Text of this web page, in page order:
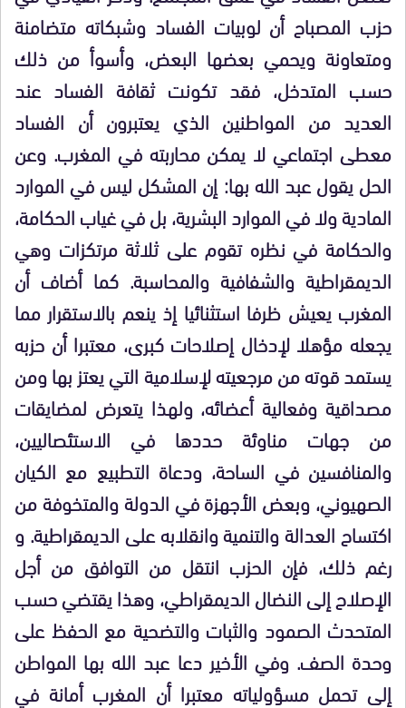
حزب المصباح أن لوبيات الفساد وشبكاته متضامنة
ومتعاونة ويحمي بعضها البعض، وأسوأ من ذلك
حسب المتدخل، فقد تكونت ثقافة الفساد عند
العديد من المواطنين الذي يعتبرون أن الفساد
معطى اجتماعي لا يمكن محاربته في المغرب. وعن
الحل يقول عبد الله بها: إن المشكل ليس في الموارد
المادية ولا في الموارد البشرية، بل في غياب الحكامة،
والحكامة في نظره تقوم على ثلاثة مرتكزات وهي
الديمقراطية والشفافية والمحاسبة. كما أضاف أن
المغرب يعيش ظرفا استثنائيا إذ ينعم بالاستقرار مما
يجعله مؤهلا لإدخال إصلاحات كبرى، معتبرا أن حزبه
يستمد قوته من مرجعيته لإسلامية التي يعتز بها ومن
مصداقية وفعالية أعضائه، ولهذا يتعرض لمضايقات
من جهات مناوئة حددها في الاستئصاليين،
والمنافسين في الساحة، ودعاة التطبيع مع الكيان
الصهيوني، وبعض الأجهزة في الدولة والمتخوفة من
اكتساح العدالة والتنمية وانقلابه على الديمقراطية. و
رغم ذلك، فإن الحزب انتقل من التوافق من أجل
الإصلاح إلى النضال الديمقراطي، وهذا يقتضي حسب
المتحدث الصمود والثبات والتضحية مع الحفظ على
وحدة الصف. وفي الأخير دعا عبد الله بها المواطن
إلى تحمل مسؤولياته معتبرا أن المغرب أمانة في